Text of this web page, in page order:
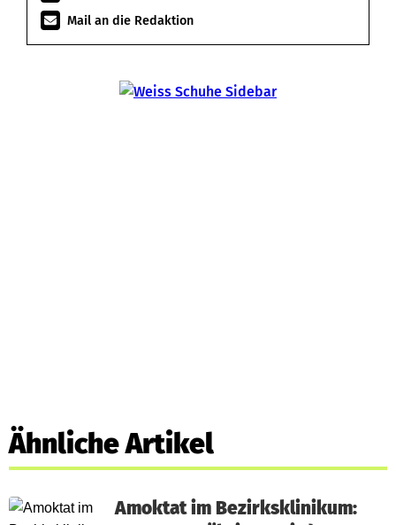
Mail an die Redaktion
Ähnliche Artikel
Amoktat im Bezirksklinikum: